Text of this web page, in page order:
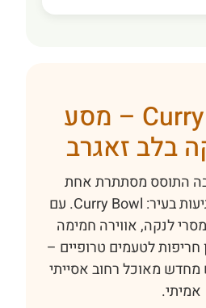
🍛 Curry Bowl – מסע
בלב זאגרב
התוסס מסתתרת אחת
המסעדות הכי מפתיעות בעיר: Curry Bowl. עם
לנקה, אווירה חמימה
חריפות לטעמים טרופיים –
מאוכל רחוב אסייתי
אמיתי.